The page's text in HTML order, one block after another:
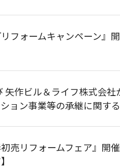
フォームキャンペーン』開
矢作ビル＆ライフ株式会社
ョン事業等の承継に関す
売リフォームフェア』開